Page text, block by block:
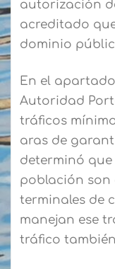
autorización
acreditado
dominio
En el
Autoridad
tráficos
aras de
determinó
población son
terminales de
manejan ese
tráfico